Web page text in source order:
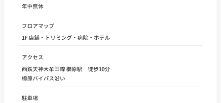
年中無休
フロアマップ
1F 店舗・トリミング・病院・ホテル
アクセス
西鉄天神大牟田線 櫛原駅 徒歩10分
櫛原バイパス沿い
駐車場